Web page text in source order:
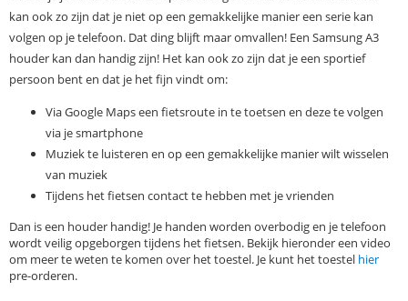
kan ook zo zijn dat je niet op een gemakkelijke manier een serie kan
volgen op je telefoon. Dat ding blijft maar omvallen! Een Samsung A3
houder kan dan handig zijn! Het kan ook zo zijn dat je een sportief
persoon bent en dat je het fijn vindt om:
Via Google Maps een fietsroute in te toetsen en deze te volgen
via je smartphone
Muziek te luisteren en op een gemakkelijke manier wilt wisselen
van muziek
Tijdens het fietsen contact te hebben met je vrienden
Dan is een houder handig! Je handen worden overbodig en je telefoon
wordt veilig opgeborgen tijdens het fietsen. Bekijk hieronder een video
om meer te weten te komen over het toestel. Je kunt het toestel hier
pre-orderen.